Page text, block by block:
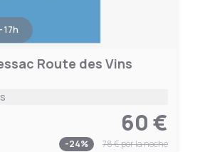
17h
Route des Vins
60 €
-24% 78 €por la noche